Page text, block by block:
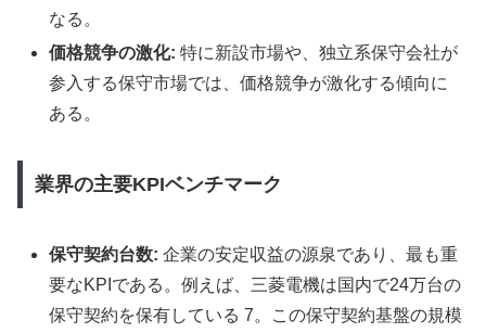
なる。
価格競争の激化: 特に新設市場や、独立系保守会社が
参入する保守市場では、価格競争が激化する傾向に
ある。
業界の主要KPIベンチマーク
保守契約台数: 企業の安定収益の源泉であり、最も重
要なKPIである。例えば、三菱電機は国内で24万台の
保守契約を保有している 7。この保守契約基盤の規模